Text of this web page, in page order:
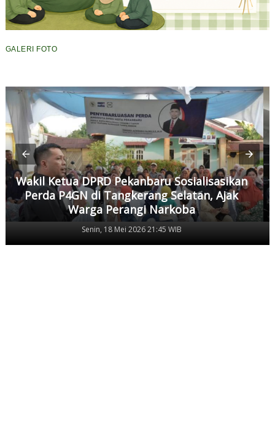
GALERI FOTO
Wakil Ketua DPRD Pekanbaru Sosialisasikan
Perda P4GN di Tangkerang Selatan, Ajak
Warga Perangi Narkoba
Senin, 18 Mei 2026 21:45 WIB